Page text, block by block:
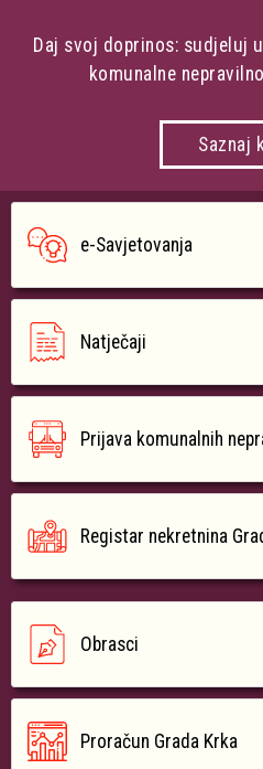
Daj svoj doprinos: sudjeluj
komunalne
Saznaj
e-Savjetovanja
Natječaji
Prijava komunalnih
Registar nekretnina
Obrasci
Proračun Grada Krka